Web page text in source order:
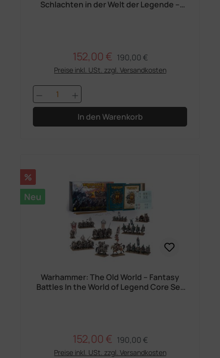
Schlachten in der Welt der Legende –
Verkaufspreis:
152,00 € Regulärer Preis:
190,00 €
Preise inkl. USt. zzgl. Versandkosten
Produkt Anzahl: Gib den
In den Warenkorb
Rabatt
%
Neu
Warhammer: The Old World – Fantasy
Battles In the World of Legend Core Set
Verkaufspreis:
152,00 € Regulärer Preis:
190,00 €
Preise inkl. USt. zzgl. Versandkosten